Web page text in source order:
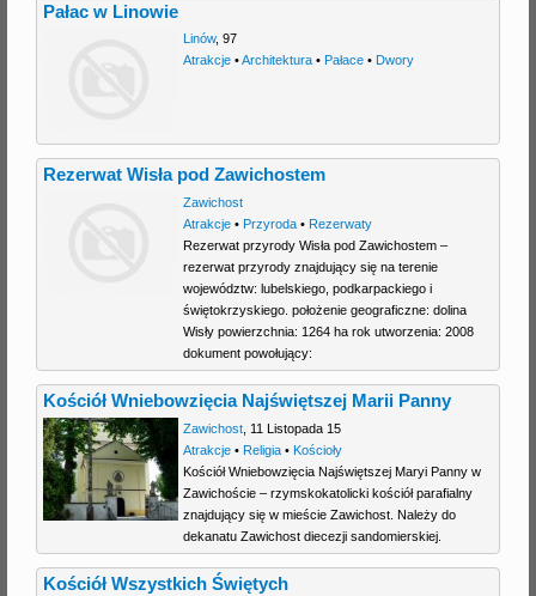
Pałac w Linowie
Linów, 97
Atrakcje•Architektura• Pałace• Dwory
Rezerwat Wisła pod Zawichostem
Zawichost
Atrakcje• Przyroda• Rezerwaty
Rezerwat przyrody Wisła pod Zawichostem –
rezerwat przyrody znajdujący się na terenie
województw: lubelskiego, podkarpackiego i
świętokrzyskiego. położenie geograficzne: dolina
Wisły powierzchnia: 1264 ha rok utworzenia: 2008
dokument powołujący:
Kościół Wniebowzięcia Najświętszej Marii Panny
Zawichost, 11 Listopada 15
Atrakcje• Religia• Kościoły
Kościół Wniebowzięcia Najświętszej Maryi Panny w
Zawichoście – rzymskokatolicki kościół parafialny
znajdujący się w mieście Zawichost. Należy do
dekanatu Zawichost diecezji sandomierskiej.
Kościół Wszystkich Świętych